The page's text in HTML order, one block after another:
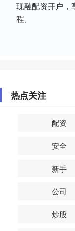
现融配资开户，
程。
热点关注
配资
安全
新手
公司
炒股